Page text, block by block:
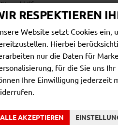
Einparkhilfe
Innenspiegel automatisch abblendend
Lenkung
Lichttechnik
Pannenhilfe
Start/Stop-Automatik
Zentralverriegelung
AUSSEN
Außenspiegel
RESPEKTIEREN
Website setzt Cookies ein,
Hierbei
nur die Daten für
für die Sie uns
Ihre Einwilligung jederzeit
ALLE AKZEPTIEREN